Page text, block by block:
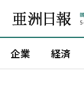
企業 経済